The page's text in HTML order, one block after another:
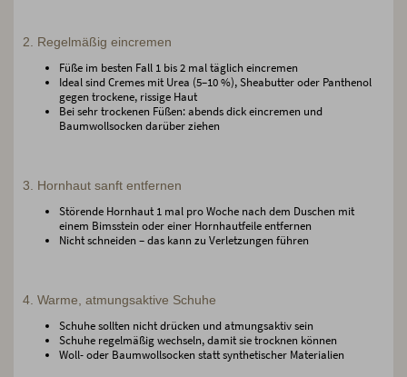
2. Regelmäßig eincremen
Füße im besten Fall 1 bis 2 mal täglich eincremen
Ideal sind Cremes mit Urea (5–10 %), Sheabutter oder Panthenol
gegen trockene, rissige Haut
Bei sehr trockenen Füßen: abends dick eincremen und
Baumwollsocken darüber ziehen
3. Hornhaut sanft entfernen
Störende Hornhaut 1 mal pro Woche nach dem Duschen mit
einem Bimsstein oder einer Hornhautfeile entfernen
Nicht schneiden – das kann zu Verletzungen führen
4. Warme, atmungsaktive Schuhe
Schuhe sollten nicht drücken und atmungsaktiv sein
Schuhe regelmäßig wechseln, damit sie trocknen können
Woll- oder Baumwollsocken statt synthetischer Materialien